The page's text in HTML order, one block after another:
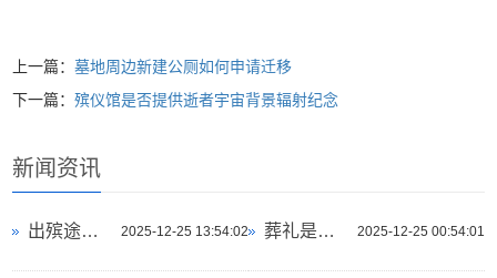
上一篇：墓地周边新建公厕如何申请迁移
下一篇：殡仪馆是否提供逝者宇宙背景辐射纪念
新闻资讯
2025-12-25 13:54:02
出殡途中为什么不能在通信基站下久留 2025-12-25 00:54:01
葬礼是否可以设计成逝者研究的岩石形成主题